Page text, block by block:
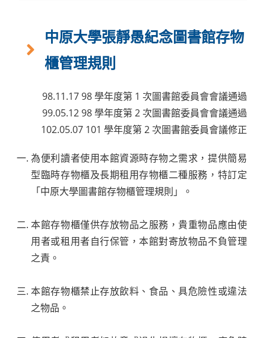
中原大學張靜愚紀念圖書館存物
櫃管理規則
98.11.17 98 學年度第 1 次圖書館委員會會議通過
99.05.12 98 學年度第 2 次圖書館委員會會議通過
102.05.07 101 學年度第 2 次圖書館委員會議修正
為便利讀者使用本館資源時存物之需求，提供簡易
型臨時存物櫃及長期租用存物櫃二種服務，特訂定
「中原大學圖書館存物櫃管理規則」。
本館存物櫃僅供存放物品之服務，貴重物品應由使
用者或租用者自行保管，本館對寄放物品不負管理
之責。
本館存物櫃禁止存放飲料、食品、具危險性或違法
之物品。